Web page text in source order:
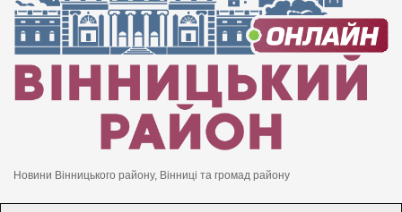
Новини Вінницького району, Вінниці та громад району